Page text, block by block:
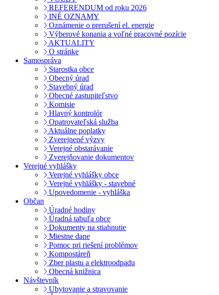
REFERENDUM od roku 2026
INÉ OZNAMY
Oznámenie o prerušení el. energie
Výberové konania a voľné pracovné pozície
AKTUALITY
O stránke
Samospráva
Starostka obce
Obecný úrad
Stavebný úrad
Obecné zastupiteľstvo
Komisie
Hlavný kontrolór
Opatrovateľská služba
Aktuálne poplatky
Zverejnené výzvy
Verejné obstarávanie
Zverejňovanie dokumentov
Verejné vyhlášky
Verejné vyhlášky obce
Verejné vyhlášky - stavebné
Upovedomenie - vyhláška
Občan
Úradné hodiny
Úradná tabuľa obce
Dokumenty na stiahnutie
Miestne dane
Pomoc pri riešení problémov
Kompostáreň
Zber plastu a elektroodpadu
Obecná knižnica
Návštevník
Ubytovanie a stravovanie